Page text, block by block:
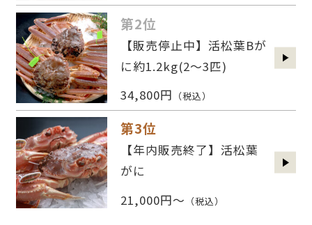
第2位
【販売停止中】活松葉Bが
に約1.2kg(2〜3匹)
34,800円 （税込）
第3位
【年内販売終了】活松葉
がに
21,000円～ （税込）